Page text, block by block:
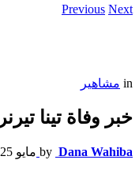
Previous Next
in مشاهير
خبر وفاة تينا
by Dana Wahiba مايو 25, 2023, 2:41 م